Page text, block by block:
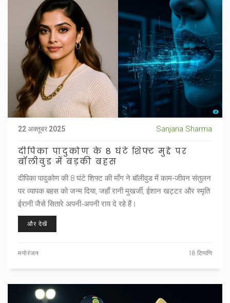
22 अक्तूबर 2025 Sanjana Sharma
दीपिका पादुकोण के 8 घंटे शिफ्ट मुद्दे पर
बॉलीवुड में बड़की बहस
दीपिका पादुकोण की 8 घंटे शिफ्ट की माँग ने बॉलीवुड में काम‑जीवन संतुलन
पर व्यापक बहस को जन्म दिया, जहाँ रानी मुखर्जी, ईशान खट्टर और स्मृति
ईरानी जैसे सितारे अपनी‑अपनी राय दे रहे हैं।
और देखें
मनोरंजन 18 टिप्पणि